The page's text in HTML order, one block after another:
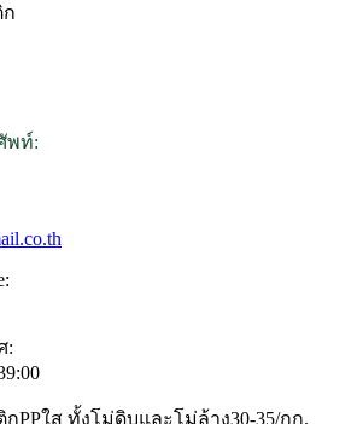
พท์:
:
PPใส ทั้งโม่ดิบและโม่ล้าง30-35/กก.